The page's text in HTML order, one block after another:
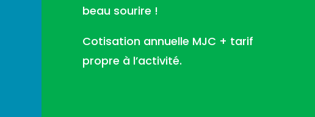
beau sourire !
Cotisation annuelle MJC + tarif
propre à l’activité.